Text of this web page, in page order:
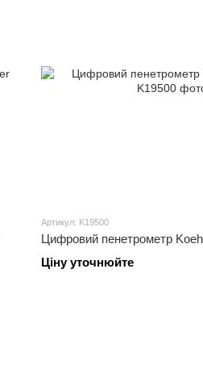
Артикул: K19500
Цифровий пенетрометр
Ціну уточнюйте